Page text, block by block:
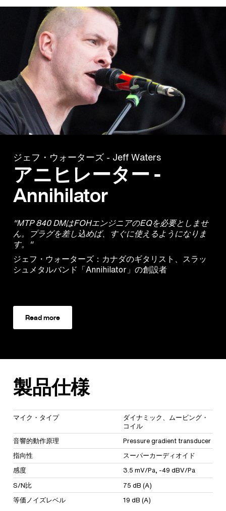
ジェフ・ウォーターズ - Jeff Waters
アニヒレーター -
Annihilator
"MTP 840 DMはFOHエンジニアのEQを必要としませ
ん。プラグを差し込めば、すぐに使えるようになりま
す。"
ジェフ・ウォーターズ：カナダのギタリスト、スラッ
シュメタルバンド「Annihilator」の創設者
Read more
製品仕様
マイク・タイプ
ダイナミック、ムービング・
コイル
音響的動作原理
Pressure gradient transducer
指向性
スーパーカーディオイド
感度
3.5 mV/Pa, -49 dBV/Pa
S/N比
75 dB (A)
等価ノイズレベル
19 dB (A)